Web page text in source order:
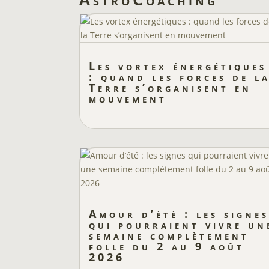
Les vortex énergétiques
: quand les forces de la
Terre s’organisent en
mouvement
Amour d’été : les signes
qui pourraient vivre
semaine complètement
folle du 2 au 9 août
2026